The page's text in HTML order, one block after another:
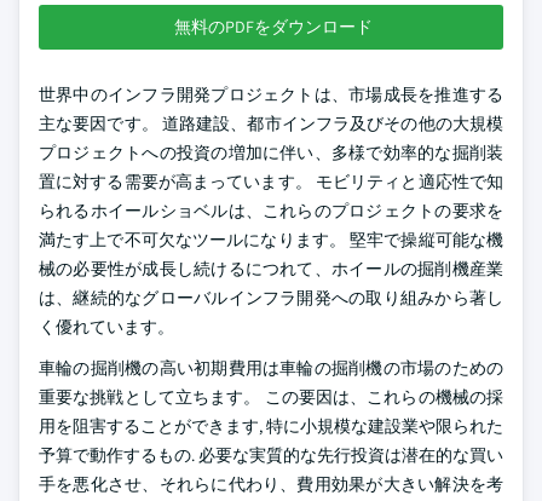
無料のPDFをダウンロード
世界中のインフラ開発プロジェクトは、市場成長を推進する
主な要因です。 道路建設、都市インフラ及びその他の大規模
プロジェクトへの投資の増加に伴い、多様で効率的な掘削装
置に対する需要が高まっています。 モビリティと適応性で知
られるホイールショベルは、これらのプロジェクトの要求を
満たす上で不可欠なツールになります。 堅牢で操縦可能な機
械の必要性が成長し続けるにつれて、ホイールの掘削機産業
は、継続的なグローバルインフラ開発への取り組みから著し
く優れています。
車輪の掘削機の高い初期費用は車輪の掘削機の市場のための
重要な挑戦として立ちます。 この要因は、これらの機械の採
用を阻害することができます, 特に小規模な建設業や限られた
予算で動作するもの. 必要な実質的な先行投資は潜在的な買い
手を悪化させ、それらに代わり、費用効果が大きい解決を考